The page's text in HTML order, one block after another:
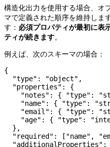
構造化出力を使用する場合、オ
マで定義された順序を維持しま
す： 必須プロパティが最初に表
ティが続きます。
例えば、次のスキーマの場合：
{
  "type"
: "object" ,
  "properties"
: {
    "notes"
: { "type" :
    "name"
: { "type" :
    "email"
: { "type" :
    "age"
: { "type" :
  },
  "required"
: [ "name" ,
  "additionalProperties"
: